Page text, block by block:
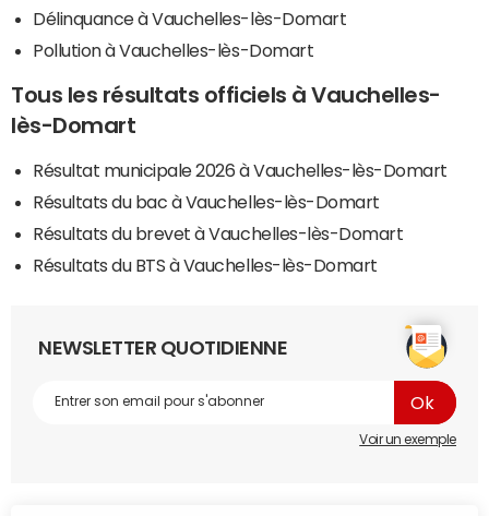
Délinquance à Vauchelles-lès-Domart
Pollution à Vauchelles-lès-Domart
Tous les résultats officiels à Vauchelles-
lès-Domart
Résultat municipale 2026 à Vauchelles-lès-Domart
Résultats du bac à Vauchelles-lès-Domart
Résultats du brevet à Vauchelles-lès-Domart
Résultats du BTS à Vauchelles-lès-Domart
NEWSLETTER QUOTIDIENNE
Voir un exemple